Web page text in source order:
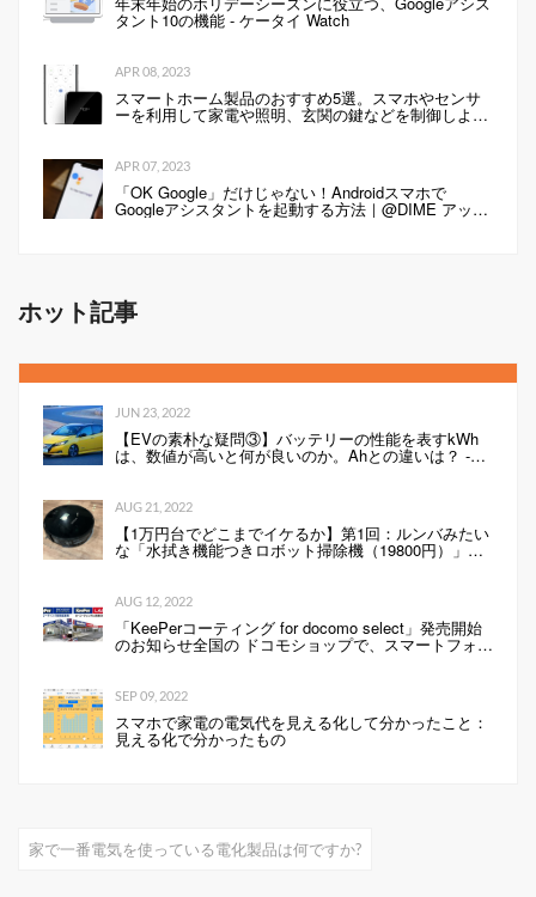
タント10の機能 - ケータイ Watch
APR 08, 2023
スマートホーム製品のおすすめ5選。スマホやセンサ
ーを利用して家電や照明、玄関の鍵などを制御しよ
APR 07, 2023
「OK Google」だけじゃない！Androidスマホで
Googleアシスタントを起動する方法｜@DIME アット
ホット記事
JUN 23, 2022
【EVの素朴な疑問③】バッテリーの性能を表すkWh
は、数値が高いと何が良いのか。Ahとの違いは？ -
AUG 21, 2022
【1万円台でどこまでイケるか】第1回：ルンバみたい
な「水拭き機能つきロボット掃除機（19800円）」の
AUG 12, 2022
「KeePerコーティング for docomo select」発売開始
のお知らせ全国の ドコモショップで、スマートフォン
SEP 09, 2022
スマホで家電の電気代を見える化して分かったこと：
見える化で分かったもの
家で一番電気を使っている電化製品は何ですか?